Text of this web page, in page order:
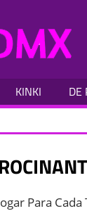
KINKI DE
Para